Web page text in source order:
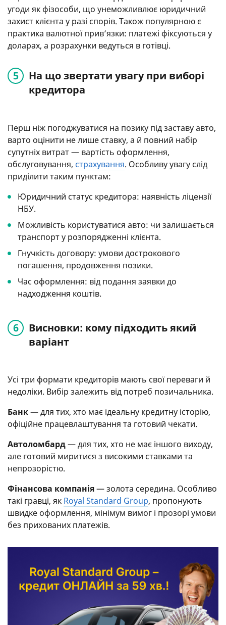
угоди як фізособи, що унеможливлює юридичний
захист клієнта у разі спорів. Також популярною є
практика валютної прив’язки: платежі фіксуються у
доларах, а розрахунки ведуться в готівці.
На що звертати увагу при виборі
кредитора
Перш ніж погоджуватися на позику під заставу авто,
варто оцінити не лише ставку, а й повний набір
супутніх витрат — вартість оформлення,
обслуговування, страхування. Особливу увагу слід
приділити таким пунктам:
Юридичний статус кредитора: наявність ліцензії
НБУ.
Можливість користуватися авто: чи залишається
транспорт у розпорядженні клієнта.
Гнучкість договору: умови дострокового
погашення, продовження позики.
Час оформлення: від подання заявки до
надходження коштів.
Висновки: кому підходить який
варіант
Усі три формати кредиторів мають свої переваги й
недоліки. Вибір залежить від потреб позичальника.
Банк— для тих, хто має ідеальну кредитну історію,
офіційне працевлаштування та готовий чекати.
Автоломбард— для тих, хто не має іншого виходу,
але готовий миритися з високими ставками та
непрозорістю.
Фінансова компанія— золота середина. Особливо
такі гравці, як Royal Standard Group, пропонують
швидке оформлення, мінімум вимог і прозорі умови
без прихованих платежів.